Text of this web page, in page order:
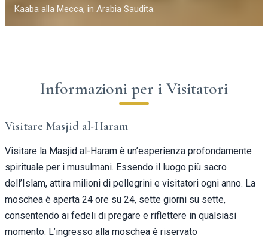
Kaaba alla Mecca, in Arabia Saudita.
Informazioni per i Visitatori
Visitare Masjid al-Haram
Visitare la Masjid al-Haram è un’esperienza profondamente
spirituale per i musulmani. Essendo il luogo più sacro
dell’Islam, attira milioni di pellegrini e visitatori ogni anno. La
moschea è aperta 24 ore su 24, sette giorni su sette,
consentendo ai fedeli di pregare e riflettere in qualsiasi
momento. L’ingresso alla moschea è riservato